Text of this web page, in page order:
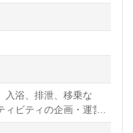
入浴、排泄、移乗な
ビティの企画・運営